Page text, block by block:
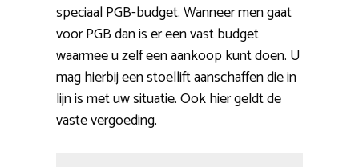
speciaal PGB-budget. Wanneer men gaat
voor PGB dan is er een vast budget
waarmee u zelf een aankoop kunt doen. U
mag hierbij een stoellift aanschaffen die in
lijn is met uw situatie. Ook hier geldt de
vaste vergoeding.